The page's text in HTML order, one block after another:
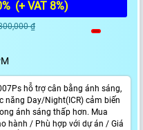
(+ VAT 8%)
₫
hỗ trợ cân bằng ánh sáng,
năng Day/Night(ICR) cảm biến
ánh sáng thấp hơn. Mua
hành / Phù hợp với dự án / Giá